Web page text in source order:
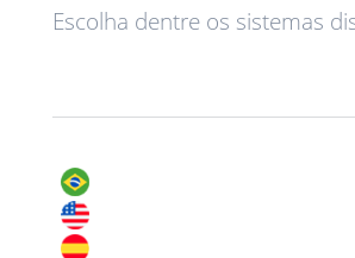
Escolha dentre os sistemas